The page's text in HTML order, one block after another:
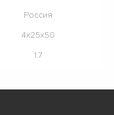
Россия
4х25х50
1.7